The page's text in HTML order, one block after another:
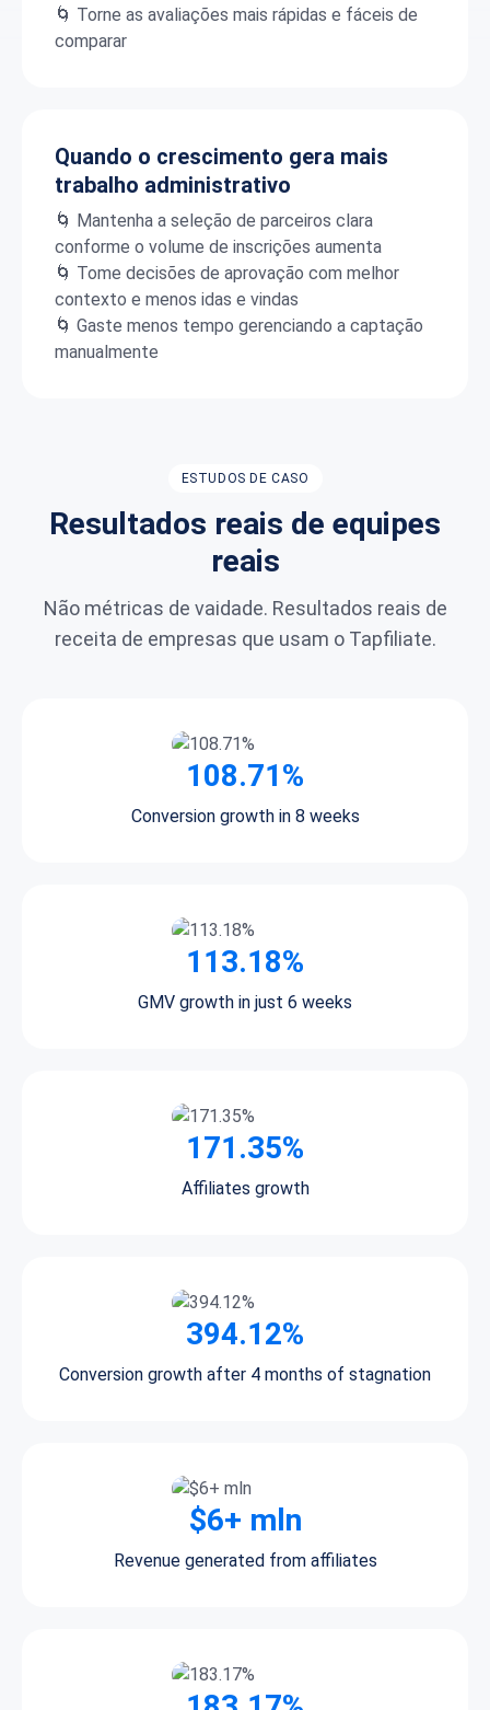
🌀 Torne as avaliações mais rápidas e fáceis de
comparar
Quando o crescimento gera mais
trabalho administrativo
🌀 Mantenha a seleção de parceiros clara
conforme o volume de inscrições aumenta
🌀 Tome decisões de aprovação com melhor
contexto e menos idas e vindas
🌀 Gaste menos tempo gerenciando a captação
manualmente
ESTUDOS DE CASO
Resultados reais de equipes
reais
Não métricas de vaidade. Resultados reais de
receita de empresas que usam o Tapfiliate.
108.71%
Conversion growth in 8 weeks
113.18%
GMV growth in just 6 weeks
171.35%
Affiliates growth
394.12%
Conversion growth after 4 months of stagnation
$6+ mln
Revenue generated from affiliates